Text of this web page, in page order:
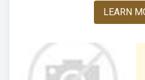
LEARN